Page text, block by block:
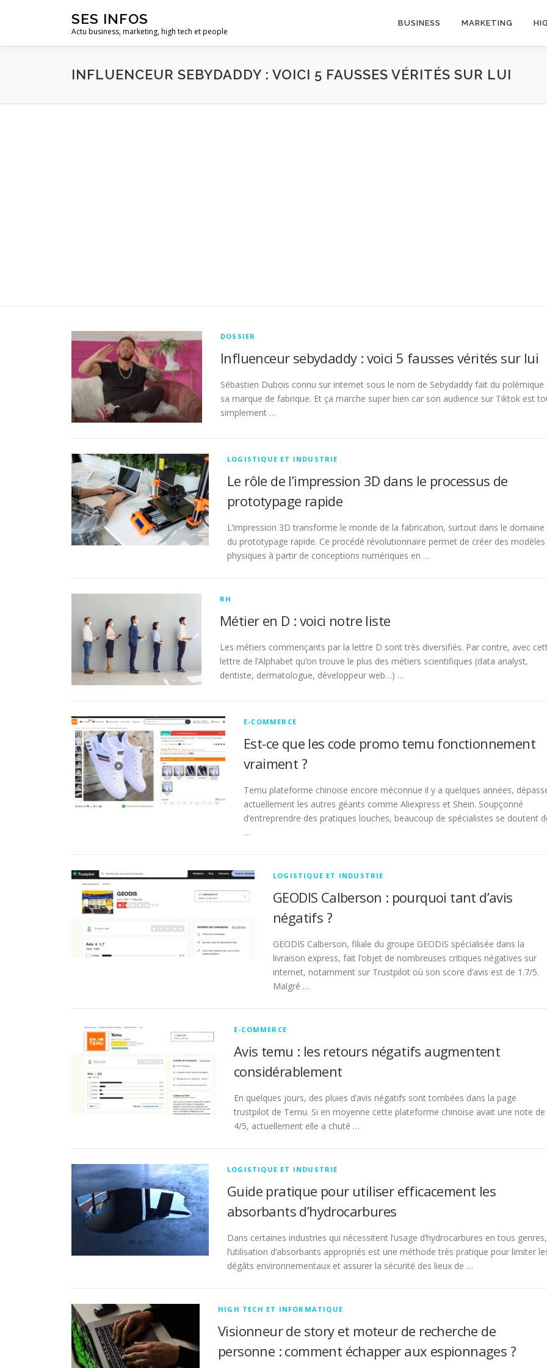
SES INFOS
Actu business, marketing, high tech et people
BUSINESS MARKETING
INFLUENCEUR SEBYDADDY : VOICI 5 FAUSSES VÉRITÉS SUR LUI
DOSSIER
Influenceur sebydaddy : voici 5 fausses vérités sur lui
Sébastien Dubois connu sur internet sous le nom de Sebydaddy fait du polémique
sa marque de fabrique. Et ça marche super bien car son audience sur Tiktok est
simplement …
LOGISTIQUE ET INDUSTRIE
Le rôle de l’impression 3D dans le processus de
prototypage rapide
L’impression 3D transforme le monde de la fabrication, surtout dans le domaine
du prototypage rapide. Ce procédé révolutionnaire permet de créer des modèles
physiques à partir de conceptions numériques en …
RH
Métier en D : voici notre liste
Les métiers commençants par la lettre D sont très diversifiés. Par contre, avec
lettre de l’Alphabet qu’on trouve le plus des métiers scientifiques (data analyst,
dentiste, dermatologue, développeur web…) …
E-COMMERCE
Est-ce que les code promo temu fonctionnement
vraiment ?
Temu plateforme chinoise encore méconnue il y a quelques années,
actuellement les autres géants comme Aliexpress et Shein. Soupçonné
d’entreprendre des pratiques louches, beaucoup de spécialistes se doutent
…
LOGISTIQUE ET INDUSTRIE
GEODIS Calberson : pourquoi tant d’avis
négatifs ?
GEODIS Calberson, filiale du groupe GEODIS spécialisée dans la
livraison express, fait l’objet de nombreuses critiques négatives sur
internet, notamment sur Trustpilot où son score d’avis est de 1.7/5.
Malgré …
E-COMMERCE
Avis temu : les retours négatifs augmentent
considérablement
En quelques jours, des pluies d’avis négatifs sont tombées dans la page
trustpilot de Temu. Si en moyenne cette plateforme chinoise avait une note de
4/5, actuellement elle a chuté …
LOGISTIQUE ET INDUSTRIE
Guide pratique pour utiliser efficacement les
absorbants d’hydrocarbures
Dans certaines industries qui nécessitent l’usage d’hydrocarbures en tous genres,
l’utilisation d’absorbants appropriés est une méthode très pratique pour limiter
dégâts environnementaux et assurer la sécurité des lieux de …
HIGH TECH ET INFORMATIQUE
Visionneur de story et moteur de recherche de
personne : comment échapper aux espionnages ?